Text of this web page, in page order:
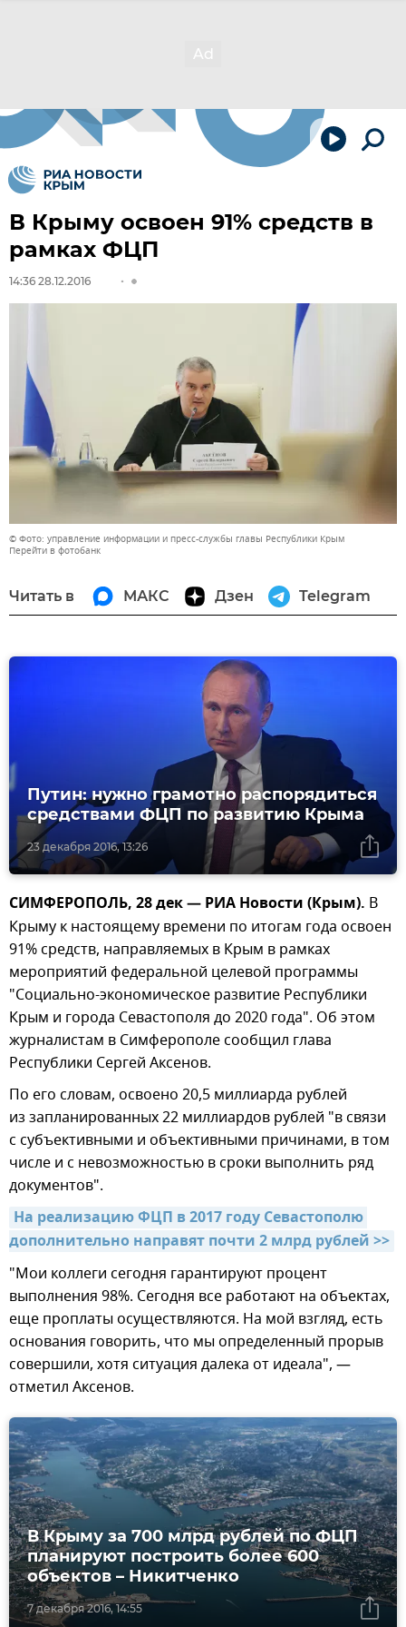
В Крыму освоен 91% средств в
рамках ФЦП
14:36 28.12.2016
© Фото: управление информации и пресс-службы главы Республики Крым
Перейти в фотобанк
Читать в МАКС Дзен Telegram
23 декабря 2016, 13:26
Путин: нужно грамотно распорядиться
средствами ФЦП по развитию Крыма
СИМФЕРОПОЛЬ, 28 дек — РИА Новости (Крым). В
Крыму к настоящему времени по итогам года освоен
91% средств, направляемых в Крым в рамках
мероприятий федеральной целевой программы
"Социально-экономическое развитие Республики
Крым и города Севастополя до 2020 года". Об этом
журналистам в Симферополе сообщил глава
Республики Сергей Аксенов.
По его словам, освоено 20,5 миллиарда рублей
из запланированных 22 миллиардов рублей "в связи
с субъективными и объективными причинами, в том
числе и с невозможностью в сроки выполнить ряд
документов".
На реализацию ФЦП в 2017 году Севастополю
дополнительно направят почти 2 млрд рублей >>
"Мои коллеги сегодня гарантируют процент
выполнения 98%. Сегодня все работают на объектах,
еще проплаты осуществляются. На мой взгляд, есть
основания говорить, что мы определенный прорыв
совершили, хотя ситуация далека от идеала", —
отметил Аксенов.
7 декабря 2016, 14:55
В Крыму за 700 млрд рублей по ФЦП
планируют построить более 600
объектов – Никитченко